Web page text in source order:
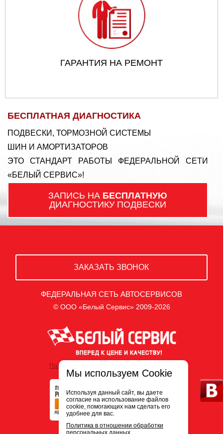
ГАРАНТИЯ НА РЕМОНТ
БЕСПЛАТНАЯ ДИАГНОСТИКА
ПОДВЕСКИ, ТОРМОЗНОЙ СИСТЕМЫ
ШИН И АМОРТИЗАТОРОВ
ЭТО СТАНДАРТ РАБОТЫ ФЕДЕРАЛЬНОЙ СЕТИ
«БЕЛЫЙ СЕРВИС»!
ЗАПИСЬ НА БЕСПЛАТНУЮ
ДИАГНОСТИКУ ПОДВЕСКИ
ЗАКАЗАТЬ ЗВОНОК
ФЕДЕРАЛЬНАЯ СЕТЬ АВТОСЕРВИСОВ
© ООО «Белый Сервис» 2009-2026
Политика обработки персональных данных
Мы используем Cookie
Используя данный сайт, вы даете
согласие на использование файлов
cookie, помогающих нам сделать его
удобнее для вас.
Политика в отношении обработки
персональных данных